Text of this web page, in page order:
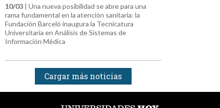
10/03 | Una nueva posibilidad se abre para una
rama fundamental en la atención sanitaria: la
Fundación Barceló inaugura la Tecnicatura
Universitaria en Análisis de Sistemas de
Información Médica
Cargar más noticias